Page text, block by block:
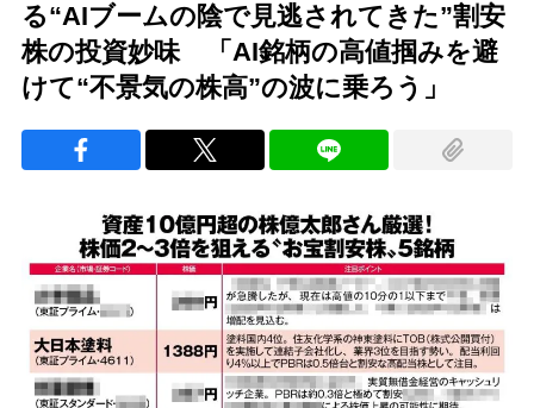
る“AIブームの陰で見逃されてきた”割安
株の投資妙味 「AI銘柄の高値掴みを避
けて“不景気の株高”の波に乗ろう」